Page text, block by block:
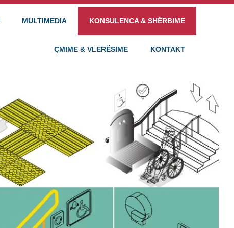
MULTIMEDIA KONSULENCA & SHËRBIME
ÇMIME & VLERËSIME KONTAKT